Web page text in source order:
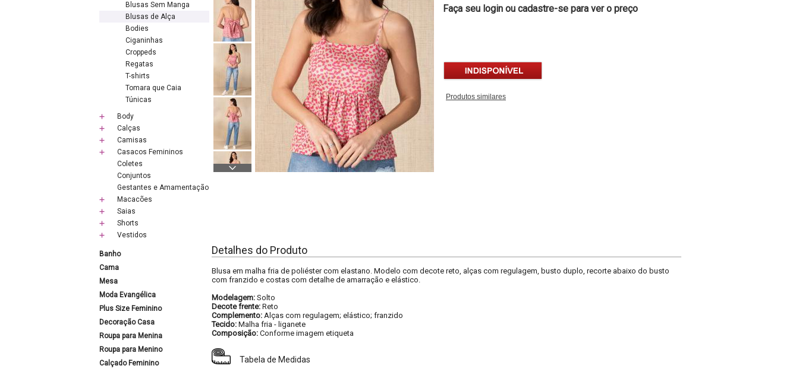
Blusas Sem Manga
Blusas de Alça
Bodies
Ciganinhas
Croppeds
Regatas
T-shirts
Tomara que Caia
Túnicas
Body
Calças
Camisas
Casacos Femininos
Coletes
Conjuntos
Gestantes e Amamentação
Macacões
Saias
Shorts
Vestidos
Banho
Cama
Mesa
Moda Evangélica
Plus Size Feminino
Decoração Casa
Roupa para Menina
Roupa para Menino
Calçado Feminino
Faça seu login ou cadastre-se para ver o preço
Produtos similares
Detalhes do Produto
Blusa em malha fria de poliéster com elastano. Modelo com decote reto, alças com regulagem, busto duplo, recorte abaixo do busto
com franzido e costas com detalhe de amarração e elástico.
Modelagem: Solto
Decote frente: Reto
Complemento: Alças com regulagem; elástico; franzido
Tecido: Malha fria - liganete
Composição: Conforme imagem etiqueta
Tabela de Medidas